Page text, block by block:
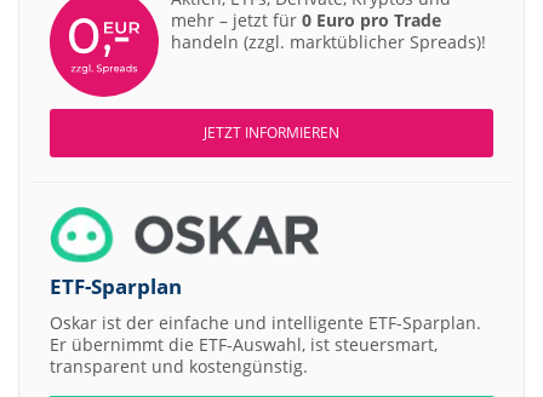
mehr – jetzt für 0 Euro pro Trade
handeln (zzgl. marktüblicher Spreads)!
JETZT INFORMIEREN
ETF-Sparplan
Oskar ist der einfache und intelligente ETF-Sparplan.
Er übernimmt die ETF-Auswahl, ist steuersmart,
transparent und kostengünstig.